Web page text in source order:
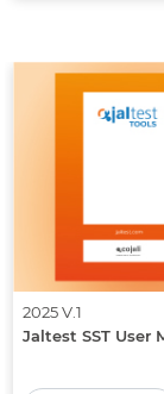
2025 V.1
Jaltest SST User